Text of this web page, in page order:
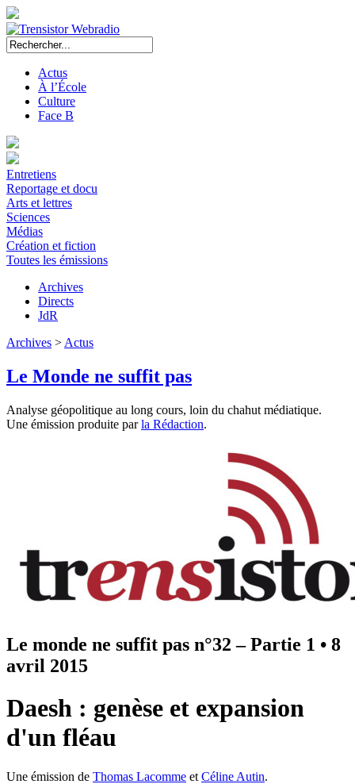
Actus
À l’École
Culture
Face B
Entretiens
Reportage et docu
Arts et lettres
Sciences
Médias
Création et fiction
Toutes les émissions
Archives
Directs
JdR
Archives > Actus
Le Monde ne suffit pas
Analyse géopolitique au long cours, loin du chahut médiatique.
Une émission produite parla Rédaction.
Le monde ne suffit pas n°32 – Partie 1 • 8
avril 2015
Daesh : genèse et expansion
d'un fléau
Une émission de Thomas Lacomme et Céline Autin.